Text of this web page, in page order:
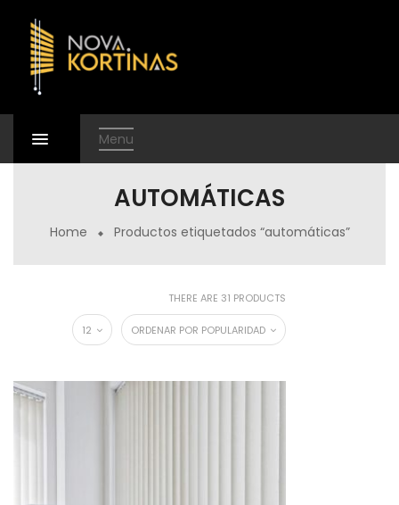
Menu
AUTOMÁTICAS
Home Productos etiquetados “automáticas”
THERE ARE 31 PRODUCTS
ORDENAR POR POPULARIDAD
12